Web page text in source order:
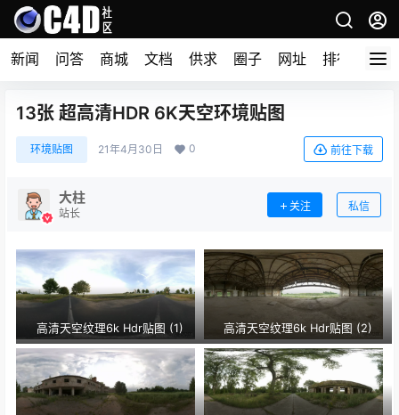
新闻 问答 商城 文档 供求 圈子 网址 排行榜
13张 超高清HDR 6K天空环境贴图
环境贴图 21年4月30日 0 前往下载
大柱
站长
关注 私信
高清天空纹理6k Hdr贴图 (1) 高清天空纹理6k Hdr贴图 (2)